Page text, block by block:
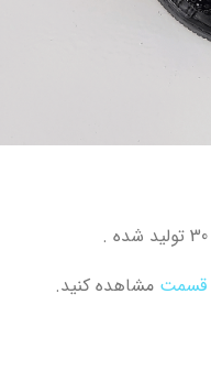
قسمت مشاهده کنید.